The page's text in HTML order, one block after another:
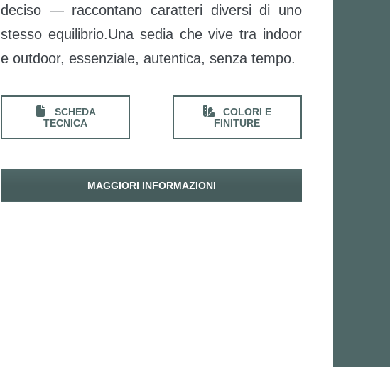
deciso — raccontano caratteri diversi di uno
stesso equilibrio.Una sedia che vive tra indoor
e outdoor, essenziale, autentica, senza tempo.
SCHEDA
TECNICA
COLORI E
FINITURE
MAGGIORI INFORMAZIONI